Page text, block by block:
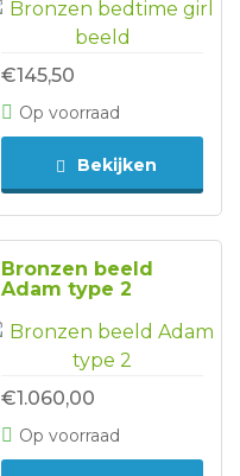
€145,50
Op voorraad
Bekijken
Bronzen beeld
Adam type 2
€1.060,00
Op voorraad